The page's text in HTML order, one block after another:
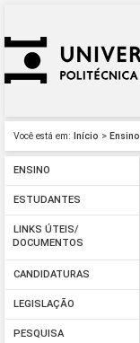
Você está em: Início > Ensino
ENSINO
ESTUDANTES
LINKS ÚTEIS/
DOCUMENTOS
CANDIDATURAS
LEGISLAÇÃO
PESQUISA